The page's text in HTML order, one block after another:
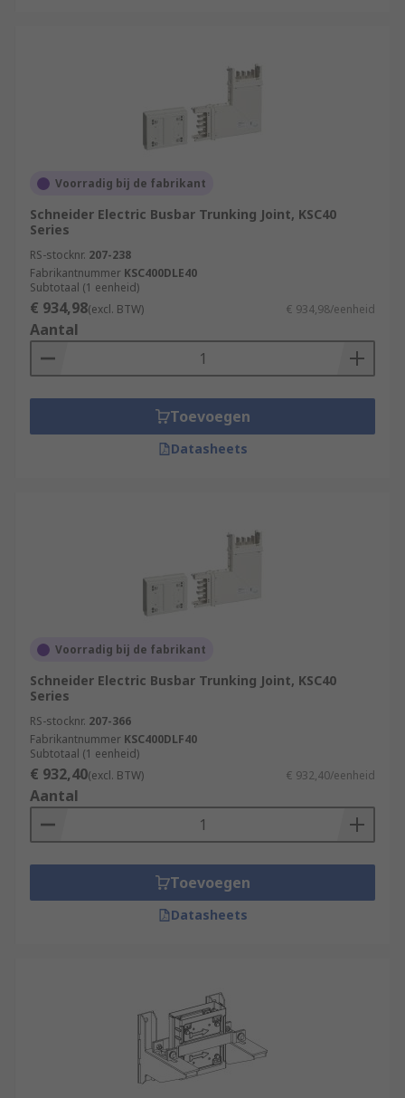
Voorradig bij de fabrikant
Schneider Electric Busbar Trunking Joint, KSC40
Series
RS-stocknr. 207-238
Fabrikantnummer KSC400DLE40
Subtotaal (1 eenheid)
€ 934,98(excl. BTW) € 934,98/eenheid
Aantal
Toevoegen
Datasheets
Voorradig bij de fabrikant
Schneider Electric Busbar Trunking Joint, KSC40
Series
RS-stocknr. 207-366
Fabrikantnummer KSC400DLF40
Subtotaal (1 eenheid)
€ 932,40(excl. BTW) € 932,40/eenheid
Aantal
Toevoegen
Datasheets